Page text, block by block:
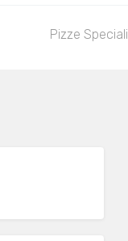
Pizze Speciali